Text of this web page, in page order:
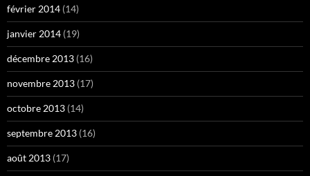
février 2014 (14)
janvier 2014 (19)
décembre 2013 (16)
novembre 2013 (17)
octobre 2013 (14)
septembre 2013 (16)
août 2013 (17)